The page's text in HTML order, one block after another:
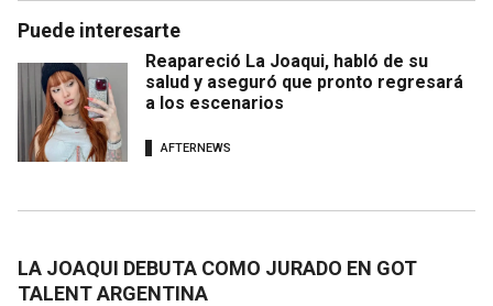
Puede interesarte
Reapareció La Joaqui, habló de su
salud y aseguró que pronto regresará
a los escenarios
AFTERNEWS
LA JOAQUI DEBUTA COMO JURADO EN GOT
TALENT ARGENTINA